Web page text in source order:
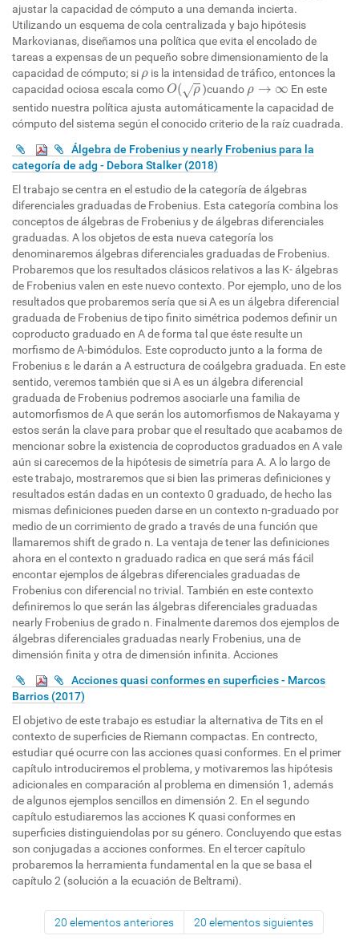
ajustar la capacidad de cómputo a una demanda incierta.
Utilizando un esquema de cola centralizada y bajo hipótesis
Markovianas, diseñamos una política que evita el encolado de
tareas a expensas de un pequeño sobre dimensionamiento de la
capacidad de cómputo; si ρ
ρ is la intensidad de tráfico, entonces la
capacidad ociosa escala como O(√ρ
O(ρ )cuando ρ → ∞
ρ →∞
En este
sentido nuestra política ajusta automáticamente la capacidad de
cómputo del sistema según el conocido criterio de la raíz cuadrada.
Álgebra de Frobenius y nearly Frobenius para la
categoría de adg - Debora Stalker (2018)
El trabajo se centra en el estudio de la categoría de álgebras
diferenciales graduadas de Frobenius. Esta categoría combina los
conceptos de álgebras de Frobenius y de álgebras diferenciales
graduadas. A los objetos de esta nueva categoría los
denominaremos álgebras diferenciales graduadas de Frobenius.
Probaremos que los resultados clásicos relativos a las K- álgebras
de Frobenius valen en este nuevo contexto. Por ejemplo, uno de los
resultados que probaremos sería que si A es un álgebra diferencial
graduada de Frobenius de tipo finito simétrica podemos definir un
coproducto graduado en A de forma tal que éste resulte un
morfismo de A-bimódulos. Este coproducto junto a la forma de
Frobenius ε le darán a A estructura de coálgebra graduada. En este
sentido, veremos también que si A es un álgebra diferencial
graduada de Frobenius podremos asociarle una familia de
automorfismos de A que serán los automorfismos de Nakayama y
estos serán la clave para probar que el resultado que acabamos de
mencionar sobre la existencia de coproductos graduados en A vale
aún si carecemos de la hipótesis de simetría para A. A lo largo de
este trabajo, mostraremos que si bien las primeras definiciones y
resultados están dadas en un contexto 0 graduado, de hecho las
mismas definiciones pueden darse en un contexto n-graduado por
medio de un corrimiento de grado a través de una función que
llamaremos shift de grado n. La ventaja de tener las definiciones
ahora en el contexto n graduado radica en que será más fácil
encontar ejemplos de álgebras diferenciales graduadas de
Frobenius con diferencial no trivial. También en este contexto
definiremos lo que serán las álgebras diferenciales graduadas
nearly Frobenius de grado n. Finalmente daremos dos ejemplos de
álgebras diferenciales graduadas nearly Frobenius, una de
dimensión finita y otra de dimensión infinita. Acciones
Acciones quasi conformes en superficies - Marcos
Barrios (2017)
El objetivo de este trabajo es estudiar la alternativa de Tits en el
contexto de superficies de Riemann compactas. En contrecto,
estudiar qué ocurre con las acciones quasi conformes. En el primer
capítulo introduciremos el problema, y motivaremos las hipótesis
adicionales en comparación al problema en dimensión 1, además
de algunos ejemplos sencillos en dimensión 2. En el segundo
capítulo estudiaremos las acciones K quasi conformes en
superficies distinguiendolas por su género. Concluyendo que estas
son conjugadas a acciones conformes. En el tercer capítulo
probaremos la herramienta fundamental en la que se basa el
capítulo 2 (solución a la ecuación de Beltrami).
20 elementos anteriores 20 elementos siguientes